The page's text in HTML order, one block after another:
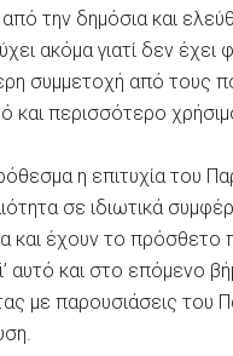
από την δημόσια και
ακόμα γιατί δεν έχει
συμμετοχή από τους
και περισσότερο
η επιτυχία του
σε ιδιωτικά
και έχουν το πρόσθετο
αυτό και στο επόμενο
με παρουσιάσεις του